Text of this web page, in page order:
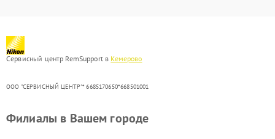
Сервисный центр RemSupport в Кемерово
ООО "СЕРВИСНЫЙ ЦЕНТР"* 6685170650*668501001
Филиалы в Вашем городе